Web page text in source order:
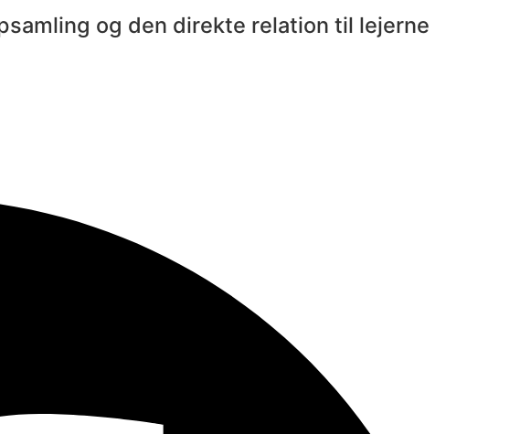
og den direkte relation til lejerne